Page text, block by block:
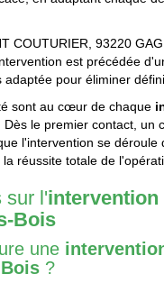
COUTURIER, 93220
est précédée
pour éliminer
sont au cœur de chaque
Dès le premier contact, un
l'intervention se
réussite totale de
sur l'intervention
Bois
une
?